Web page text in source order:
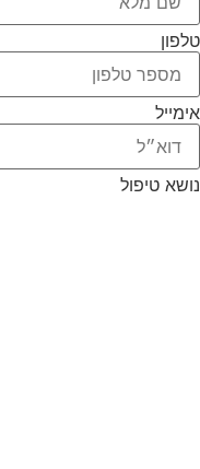
טלפון
אימייל
נושא טיפול